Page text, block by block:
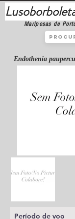
Mariposas de
Endothenia
Período de voo